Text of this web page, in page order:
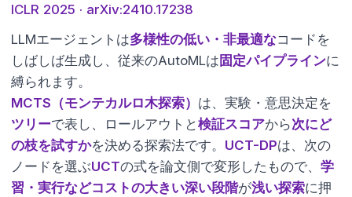
ICLR 2025 · arXiv:2410.17238
LLMエージェントは多様性の低い・非最適なコードを
しばしば生成し、従来のAutoMLは 固定パイプラインに
縛られます。
MCTS（モンテカルロ木探索） は、実験・意思決定を
ツリーで表し、ロールアウトと検証スコアから次にど
の枝を試すかを決める探索法です。 UCT-DPは、次の
ノードを選ぶUCTの式を論文側で変形したもので、 学
習・実行などコストの大きい深い段階が浅い探索に押